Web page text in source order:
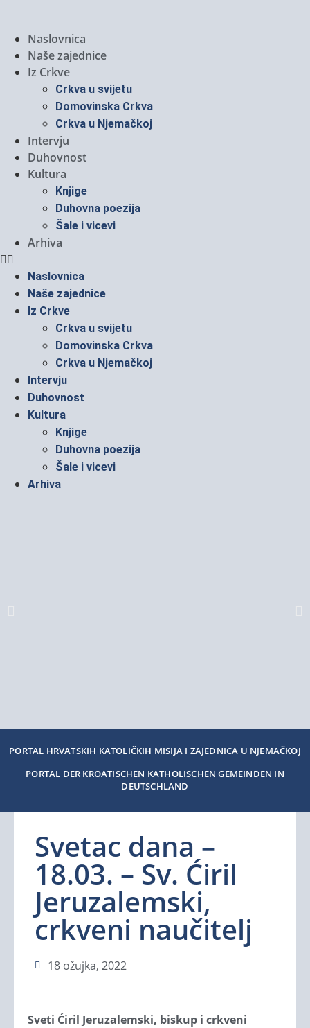
Naslovnica
Naše zajednice
Iz Crkve
Crkva u svijetu
Domovinska Crkva
Crkva u Njemačkoj
Intervju
Duhovnost
Kultura
Knjige
Duhovna poezija
Šale i vicevi
Arhiva
Naslovnica
Naše zajednice
Iz Crkve
Crkva u svijetu
Domovinska Crkva
Crkva u Njemačkoj
Intervju
Duhovnost
Kultura
Knjige
Duhovna poezija
Šale i vicevi
Arhiva
PORTAL HRVATSKIH KATOLIČKIH MISIJA I ZAJEDNICA U NJEMAČKOJ
PORTAL DER KROATISCHEN KATHOLISCHEN GEMEINDEN IN
DEUTSCHLAND
Svetac dana –
18.03. – Sv. Ćiril
Jeruzalemski,
crkveni naučitelj
18 ožujka, 2022
Sveti Ćiril Jeruzalemski, biskup i crkveni